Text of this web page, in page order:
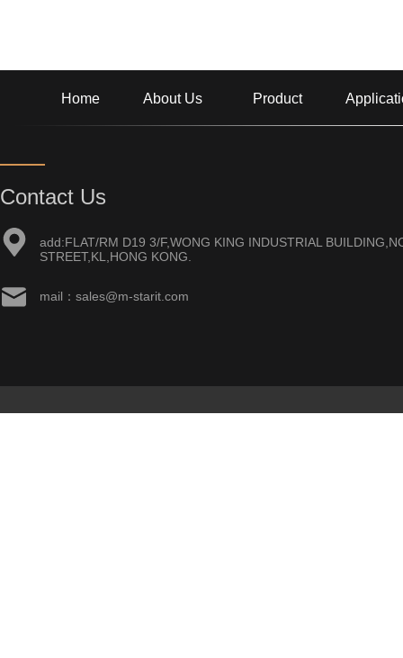
Home About Us Product
add:FLAT/RM D19 3/F,WONG KING INDUSTRIAL
STREET,KL,HONG KONG.
mail：sales@m-starit.com
Contact Us